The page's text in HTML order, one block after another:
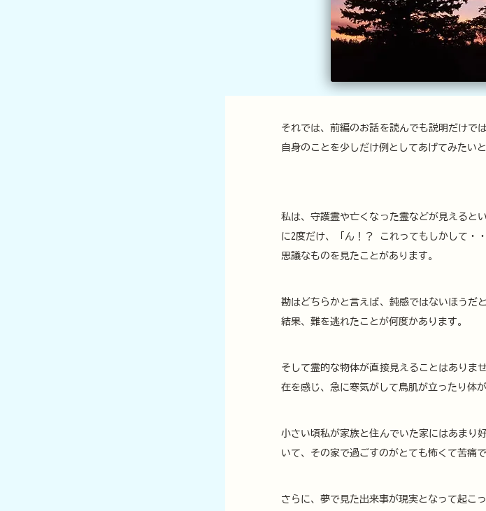
それでは、前編のお話を読んでも説明だけで
自身のことを少しだけ例としてあげてみたいと
私は、守護霊や亡くなった霊などが見えると
に2度だけ、「ん！？ これってもしかして・
思議なものを見たことがあります。
勘はどちらかと言えば、鈍感ではないほうだ
結果、難を逃れたことが何度かあります。
そして霊的な物体が直接見えることはありま
在を感じ、急に寒気がして鳥肌が立ったり体
小さい頃私が家族と住んでいた家にはあまり
いて、その家で過ごすのがとても怖くて苦痛で
さらに、夢で見た出来事が現実となって起こ